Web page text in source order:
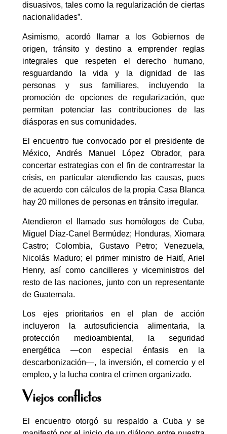
disuasivos, tales como la regularización de ciertas
nacionalidades”.
Asimismo, acordó llamar a los Gobiernos de
origen, tránsito y destino a emprender reglas
integrales que respeten el derecho humano,
resguardando la vida y la dignidad de las
personas y sus familiares, incluyendo la
promoción de opciones de regularización, que
permitan potenciar las contribuciones de las
diásporas en sus comunidades.
El encuentro fue convocado por el presidente de
México, Andrés Manuel López Obrador, para
concertar estrategias con el fin de contrarrestar la
crisis, en particular atendiendo las causas, pues
de acuerdo con cálculos de la propia Casa Blanca
hay 20 millones de personas en tránsito irregular.
Atendieron el llamado sus homólogos de Cuba,
Miguel Díaz-Canel Bermúdez; Honduras, Xiomara
Castro; Colombia, Gustavo Petro; Venezuela,
Nicolás Maduro; el primer ministro de Haití, Ariel
Henry, así como cancilleres y viceministros del
resto de las naciones, junto con un representante
de Guatemala.
Los ejes prioritarios en el plan de acción
incluyeron la autosuficiencia alimentaria, la
protección medioambiental, la seguridad
energética —con especial énfasis en la
descarbonización—, la inversión, el comercio y el
empleo, y la lucha contra el crimen organizado.
Viejos conflictos
El encuentro otorgó su respaldo a Cuba y se